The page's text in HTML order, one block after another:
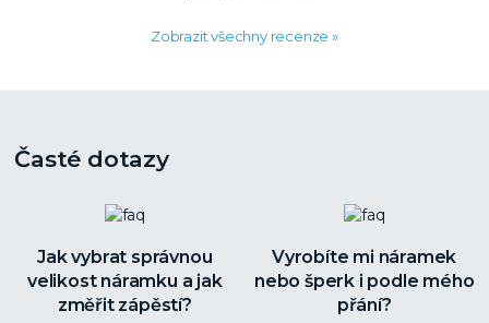
Zobrazit všechny recenze »
Časté dotazy
Jak vybrat správnou
velikost náramku a jak
změřit zápěstí?
Vyrobíte mi náramek
nebo šperk i podle mého
přání?